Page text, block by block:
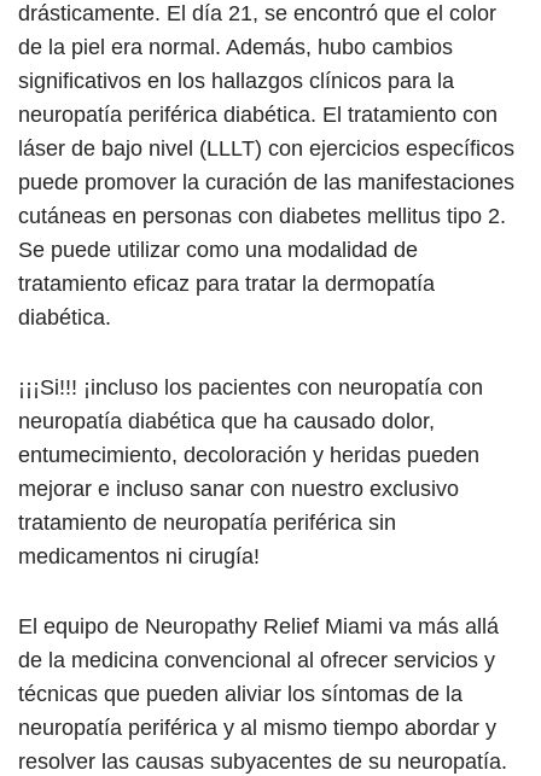
drásticamente. El día 21, se encontró que el color
de la piel era normal. Además, hubo cambios
significativos en los hallazgos clínicos para la
neuropatía periférica diabética. El tratamiento con
láser de bajo nivel (LLLT) con ejercicios específicos
puede promover la curación de las manifestaciones
cutáneas en personas con diabetes mellitus tipo 2.
Se puede utilizar como una modalidad de
tratamiento eficaz para tratar la dermopatía
diabética.
¡¡¡Si!!! ¡incluso los pacientes con neuropatía con
neuropatía diabética que ha causado dolor,
entumecimiento, decoloración y heridas pueden
mejorar e incluso sanar con nuestro exclusivo
tratamiento de neuropatía periférica sin
medicamentos ni cirugía!
El equipo de Neuropathy Relief Miami va más allá
de la medicina convencional al ofrecer servicios y
técnicas que pueden aliviar los síntomas de la
neuropatía periférica y al mismo tiempo abordar y
resolver las causas subyacentes de su neuropatía.